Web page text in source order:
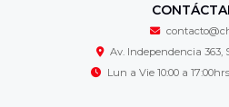
Av. Independencia 363,
Lun a Vie 10:00 a